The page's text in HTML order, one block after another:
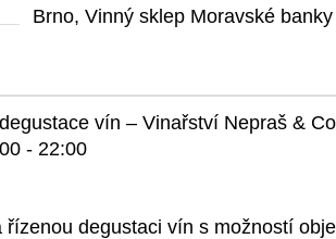
Brno, Vinný sklep Moravské
vín – Vinařství Nepraš &
- 22:00
řízenou degustaci vín s možností
restaurace,
kasinové hry. V
širokou nabídku her
automaty jak pro pravidelné
V...